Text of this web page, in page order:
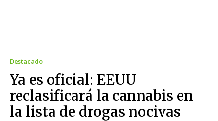
Destacado
Ya es oficial: EEUU
reclasificará la cannabis en
la lista de drogas nocivas